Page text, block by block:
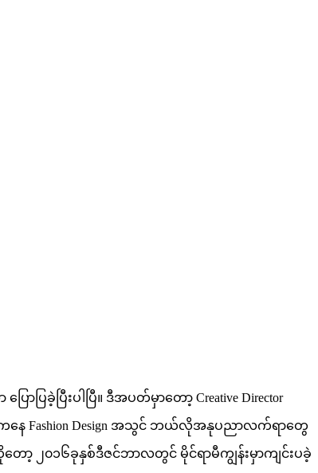
ြခဲ့ပြီးပါပြီ။ ဒီအပတ်မှာတော့ Creative Director
ကနေ Fashion Design အသွင် ဘယ်လိုအနုပညာလက်ရာတွေ
ော့ ၂၀၁၆ခုနှစ်ဒီဇင်ဘာလတွင် မိုင်ရာမီကျွန်းမှာကျင်းပခဲ့